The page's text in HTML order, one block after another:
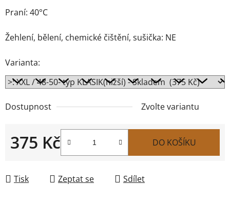
Praní: 40°C
Žehlení, bělení, chemické čištění, sušička: NE
Varianta:
Dostupnost Zvolte variantu
375 Kč DO KOŠÍKU
Tisk Zeptat se Sdílet